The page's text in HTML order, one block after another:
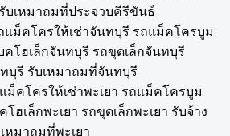
บเหมาถมที่ประจวบคีรีขันธ์
แม็คโครให้เช่าจันทบุรี รถแม็คโครบูม
คโฮเล็กจันทบุรี รถขุดเล็กจันทบุรี
บุรี รับเหมาถมที่จันทบุรี
ม็คโครให้เช่าพะเยา รถแม็คโครบูม
โฮเล็กพะเยา รถขุดเล็กพะเยา รับจ้าง
หมาถมที่พะเยา